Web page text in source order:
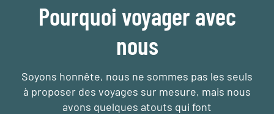
Pourquoi voyager avec
nous
Soyons honnête, nous ne sommes pas les seuls
à proposer des voyages sur mesure, mais nous
avons quelques atouts qui font